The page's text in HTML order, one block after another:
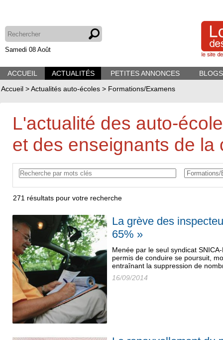
Samedi 08 Août
ACCUEIL ACTUALITÉS PETITES ANNONCES
Accueil >Actualités auto-écoles > Formations/Examens
L'actualité des auto-
et des enseignants de la
271 résultats pour votre recherche
La grève des
65% »
Menée par le seul syndicat
permis de conduire se poursuit,
entraînant la suppression de
16/09/2014